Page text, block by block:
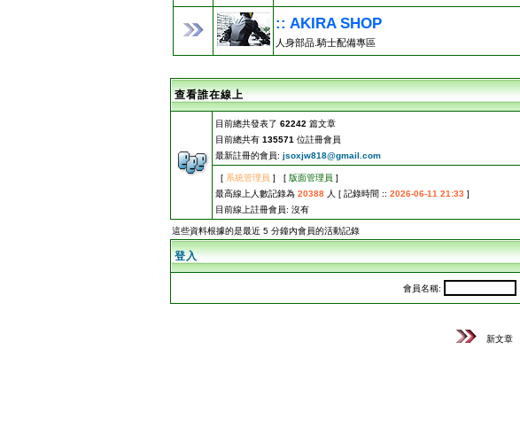
:: AKIRA SHOP
人身部品.騎士配備專區
查看誰在線上
目前總共發表了 62242 篇文章
目前總共有 135571 位註冊會員
最新註冊的會員: jsoxjw818@gmail.com
[ 系統管理員 ] [ 版面管理員 ]
最高線上人數記錄為 20388 人 [ 記錄時間 :: 2026-06-11 21:33 ]
目前線上註冊會員: 沒有
這些資料根據的是最近 5 分鐘內會員的活動記錄
登入
會員名稱:
新文章